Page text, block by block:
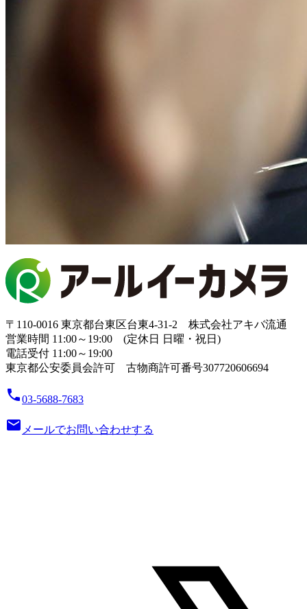
〒110-0016 東京都台東区台東4-31-2 株式会社アキバ流通
営業時間 11:00～19:00 (定休日 日曜・祝日)
電話受付 11:00～19:00
東京都公安委員会許可 古物商許可番号307720606694
local_phone03-5688-7683
email メールでお問い合わせする